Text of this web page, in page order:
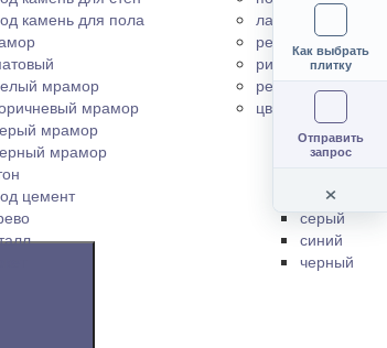
камень для пола
мрамор
мрамор
мрамор
мрамор
цемент
лаппатированный
рельефный
рифленый
цветной
бежевый
белый
коричневый
серый
синий
черный
Как выбрать
плитку
Отправить
запрос
×